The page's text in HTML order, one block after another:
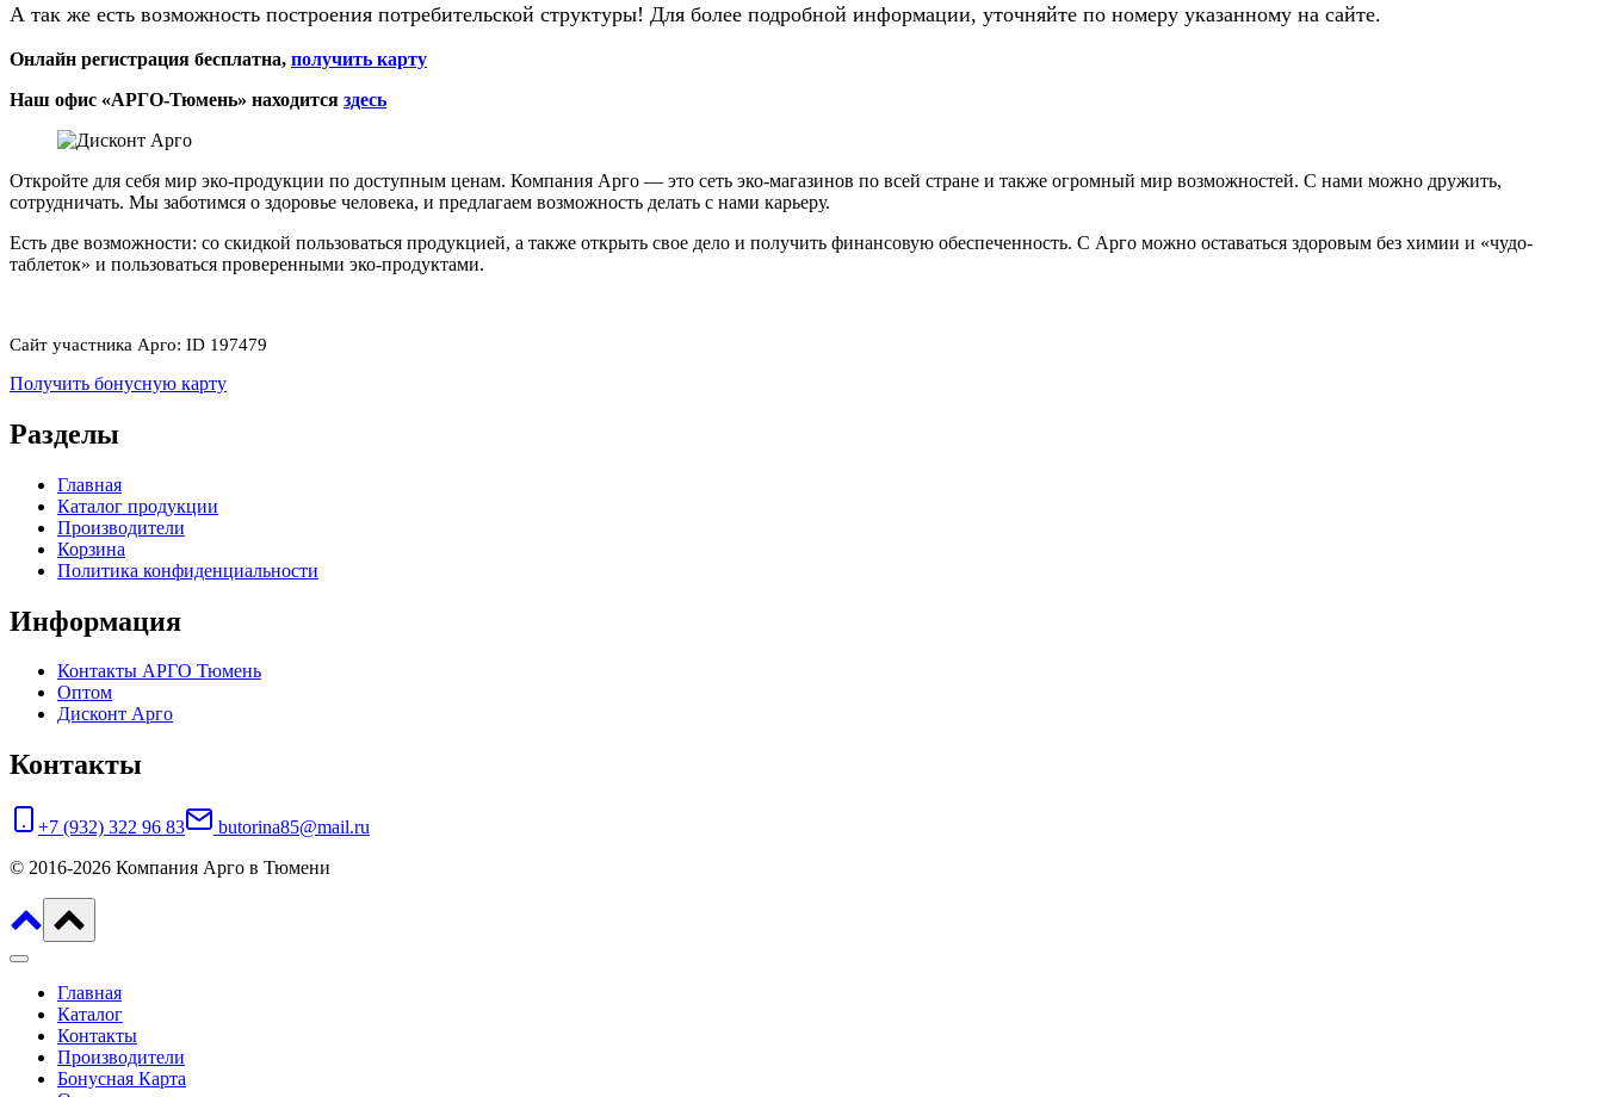
А так же есть возможность построения потребительской структуры! Для более подробной информации, уточняйте по номеру указанному на сайте.
Онлайн регистрация бесплатна, получить карту
Наш офис «АРГО-Тюмень» находится здесь
Откройте для себя мир эко-продукции по доступным ценам. Компания Арго — это сеть эко-магазинов по всей стране и также огромный мир возможностей. С нами можно дружить,
сотрудничать. Мы заботимся о здоровье человека, и предлагаем возможность делать с нами карьеру.
Есть две возможности: со скидкой пользоваться продукцией, а также открыть свое дело и получить финансовую обеспеченность. С Арго можно оставаться здоровым без химии и «чудо-
таблеток» и пользоваться проверенными эко-продуктами.
Сайт участника Арго: ID 197479
Получить бонусную карту
Разделы
Главная
Каталог продукции
Производители
Корзина
Политика конфиденциальности
Информация
Контакты АРГО Тюмень
Оптом
Дисконт Арго
Контакты
+7 (932) 322 96 83
butorina85@mail.ru
© 2016-2026 Компания Арго в Тюмени
Главная
Каталог
Контакты
Производители
Бонусная Карта